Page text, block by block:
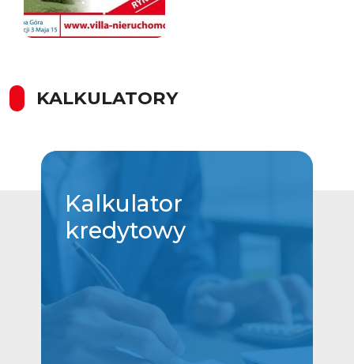
KALKULATORY
Kalkulator
kredytowy